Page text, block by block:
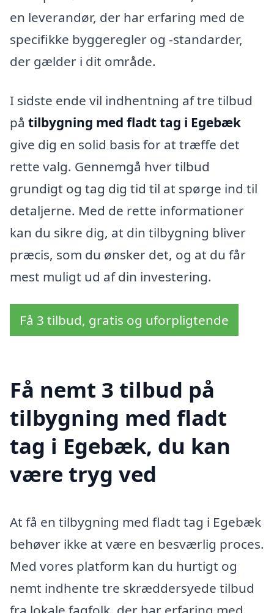
en leverandør, der har erfaring med de
specifikke byggeregler og -standarder,
der gælder i dit område.
I sidste ende vil indhentning af tre tilbud
på tilbygning med fladt tag i Egebæk
give dig en solid basis for at træffe det
rette valg. Gennemgå hver tilbud
grundigt og tag dig tid til at spørge ind til
detaljerne. Med de rette informationer
kan du sikre dig, at din tilbygning bliver
præcis, som du ønsker det, og at du får
mest muligt ud af din investering.
Få 3 tilbud, gratis og uforpligtende
Få nemt 3 tilbud på
tilbygning med fladt
tag i Egebæk, du kan
være tryg ved
At få en tilbygning med fladt tag i Egebæk
behøver ikke at være en besværlig proces.
Med vores platform kan du hurtigt og
nemt indhente tre skræddersyede tilbud